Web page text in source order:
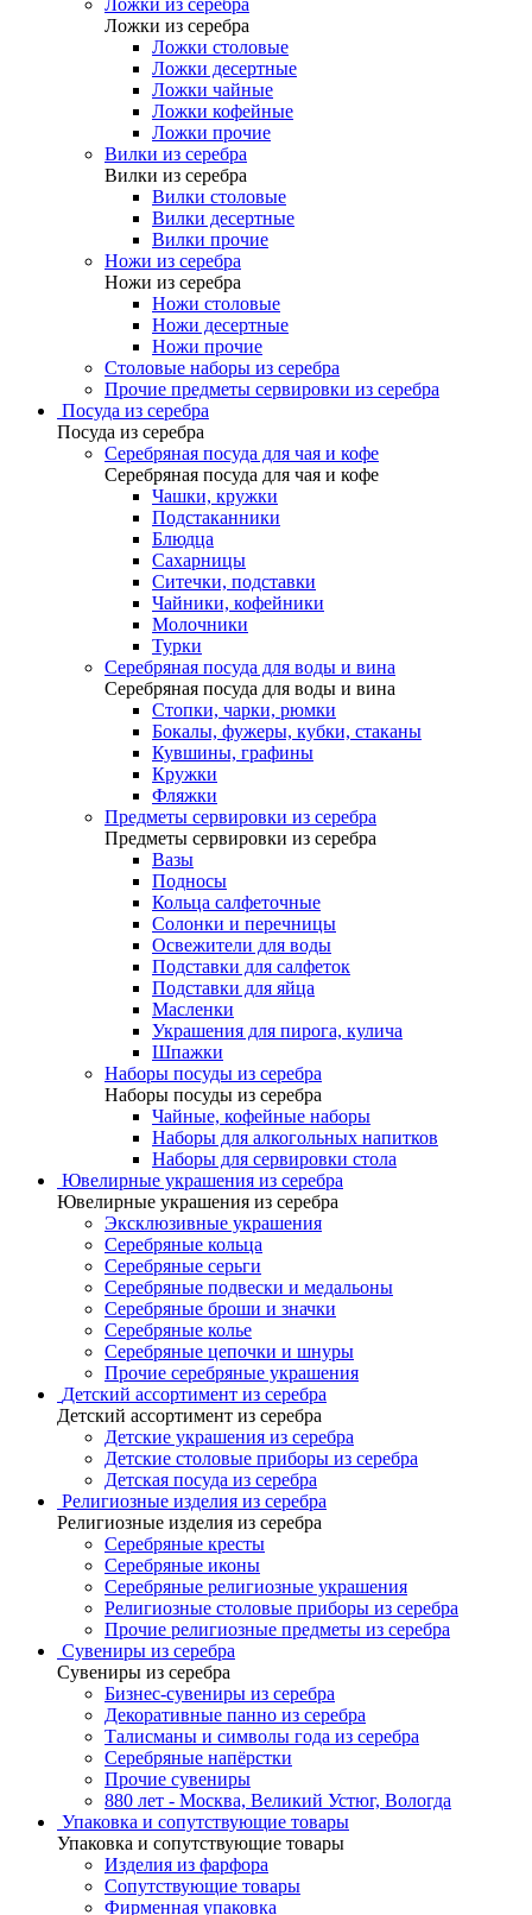
Ложки из серебра
Ложки из серебра
Ложки столовые
Ложки десертные
Ложки чайные
Ложки кофейные
Ложки прочие
Вилки из серебра
Вилки из серебра
Вилки столовые
Вилки десертные
Вилки прочие
Ножи из серебра
Ножи из серебра
Ножи столовые
Ножи десертные
Ножи прочие
Столовые наборы из серебра
Прочие предметы сервировки из серебра
Посуда из серебра
Посуда из серебра
Серебряная посуда для чая и кофе
Серебряная посуда для чая и кофе
Чашки, кружки
Подстаканники
Блюдца
Сахарницы
Ситечки, подставки
Чайники, кофейники
Молочники
Турки
Серебряная посуда для воды и вина
Серебряная посуда для воды и вина
Стопки, чарки, рюмки
Бокалы, фужеры, кубки, стаканы
Кувшины, графины
Кружки
Фляжки
Предметы сервировки из серебра
Предметы сервировки из серебра
Вазы
Подносы
Кольца салфеточные
Солонки и перечницы
Освежители для воды
Подставки для салфеток
Подставки для яйца
Масленки
Украшения для пирога, кулича
Шпажки
Наборы посуды из серебра
Наборы посуды из серебра
Чайные, кофейные наборы
Наборы для алкогольных напитков
Наборы для сервировки стола
Ювелирные украшения из серебра
Ювелирные украшения из серебра
Эксклюзивные украшения
Серебряные кольца
Серебряные серьги
Серебряные подвески и медальоны
Серебряные броши и значки
Серебряные колье
Серебряные цепочки и шнуры
Прочие серебряные украшения
Детский ассортимент из серебра
Детский ассортимент из серебра
Детские украшения из серебра
Детские столовые приборы из серебра
Детская посуда из серебра
Религиозные изделия из серебра
Религиозные изделия из серебра
Серебряные кресты
Серебряные иконы
Серебряные религиозные украшения
Религиозные столовые приборы из серебра
Прочие религиозные предметы из серебра
Сувениры из серебра
Сувениры из серебра
Бизнес-сувениры из серебра
Декоративные панно из серебра
Талисманы и символы года из серебра
Серебряные напёрстки
Прочие сувениры
880 лет - Москва, Великий Устюг, Вологда
Упаковка и сопутствующие товары
Упаковка и сопутствующие товары
Изделия из фарфора
Сопутствующие товары
Фирменная упаковка